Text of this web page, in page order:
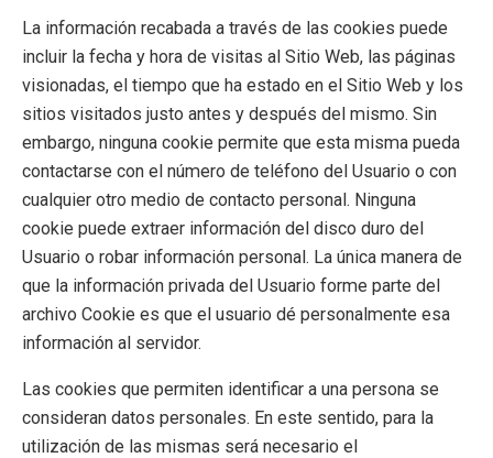
La información recabada a través de las cookies puede
incluir la fecha y hora de visitas al Sitio Web, las páginas
visionadas, el tiempo que ha estado en el Sitio Web y los
sitios visitados justo antes y después del mismo. Sin
embargo, ninguna cookie permite que esta misma pueda
contactarse con el número de teléfono del Usuario o con
cualquier otro medio de contacto personal. Ninguna
cookie puede extraer información del disco duro del
Usuario o robar información personal. La única manera de
que la información privada del Usuario forme parte del
archivo Cookie es que el usuario dé personalmente esa
información al servidor.
Las cookies que permiten identificar a una persona se
consideran datos personales. En este sentido, para la
utilización de las mismas será necesario el